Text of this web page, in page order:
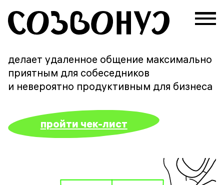
делает удаленное общение максимально
приятным для собеседников
и невероятно продуктивным для бизнеса
пройти чек-лист